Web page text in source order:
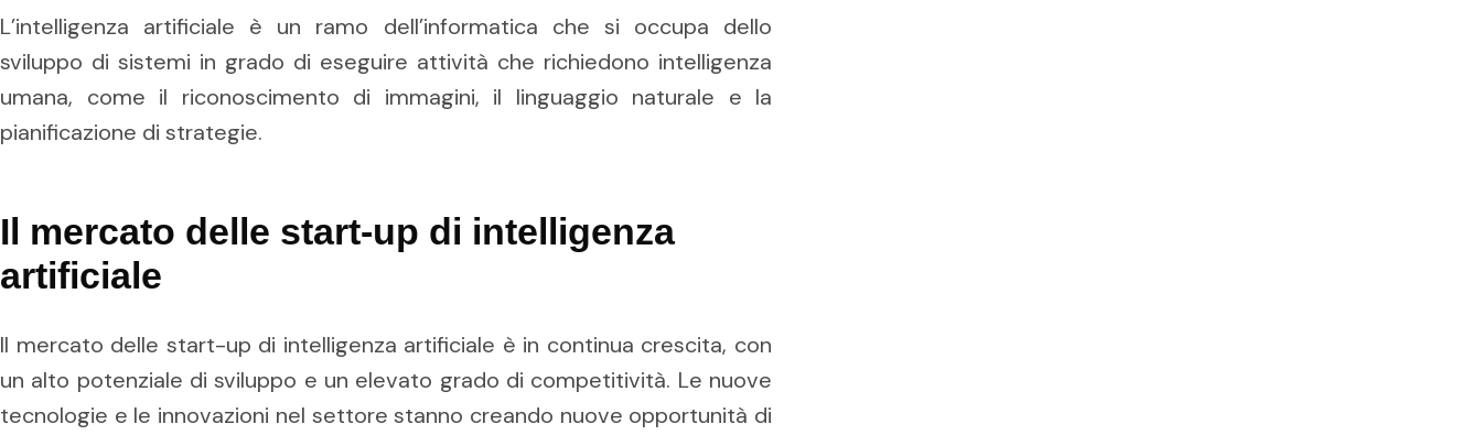
L’intelligenza artificiale è un ramo dell’informatica che si occupa dello
sviluppo di sistemi in grado di eseguire attività che richiedono intelligenza
umana, come il riconoscimento di immagini, il linguaggio naturale e la
pianificazione di strategie.
Il mercato delle start-up di intelligenza
artificiale
Il mercato delle start-up di intelligenza artificiale è in continua crescita, con
un alto potenziale di sviluppo e un elevato grado di competitività. Le nuove
tecnologie e le innovazioni nel settore stanno creando nuove opportunità di